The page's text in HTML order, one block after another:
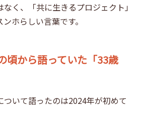
く、「共に生きるプロジェクト」
ホらしい言葉です。
頃から語っていた「33歳
ついて語ったのは2024年が初めて